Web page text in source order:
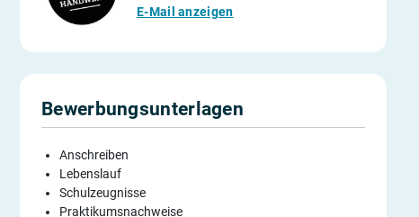
E-Mail anzeigen
Bewerbungsunterlagen
Anschreiben
Lebenslauf
Schulzeugnisse
Praktikumsnachweise